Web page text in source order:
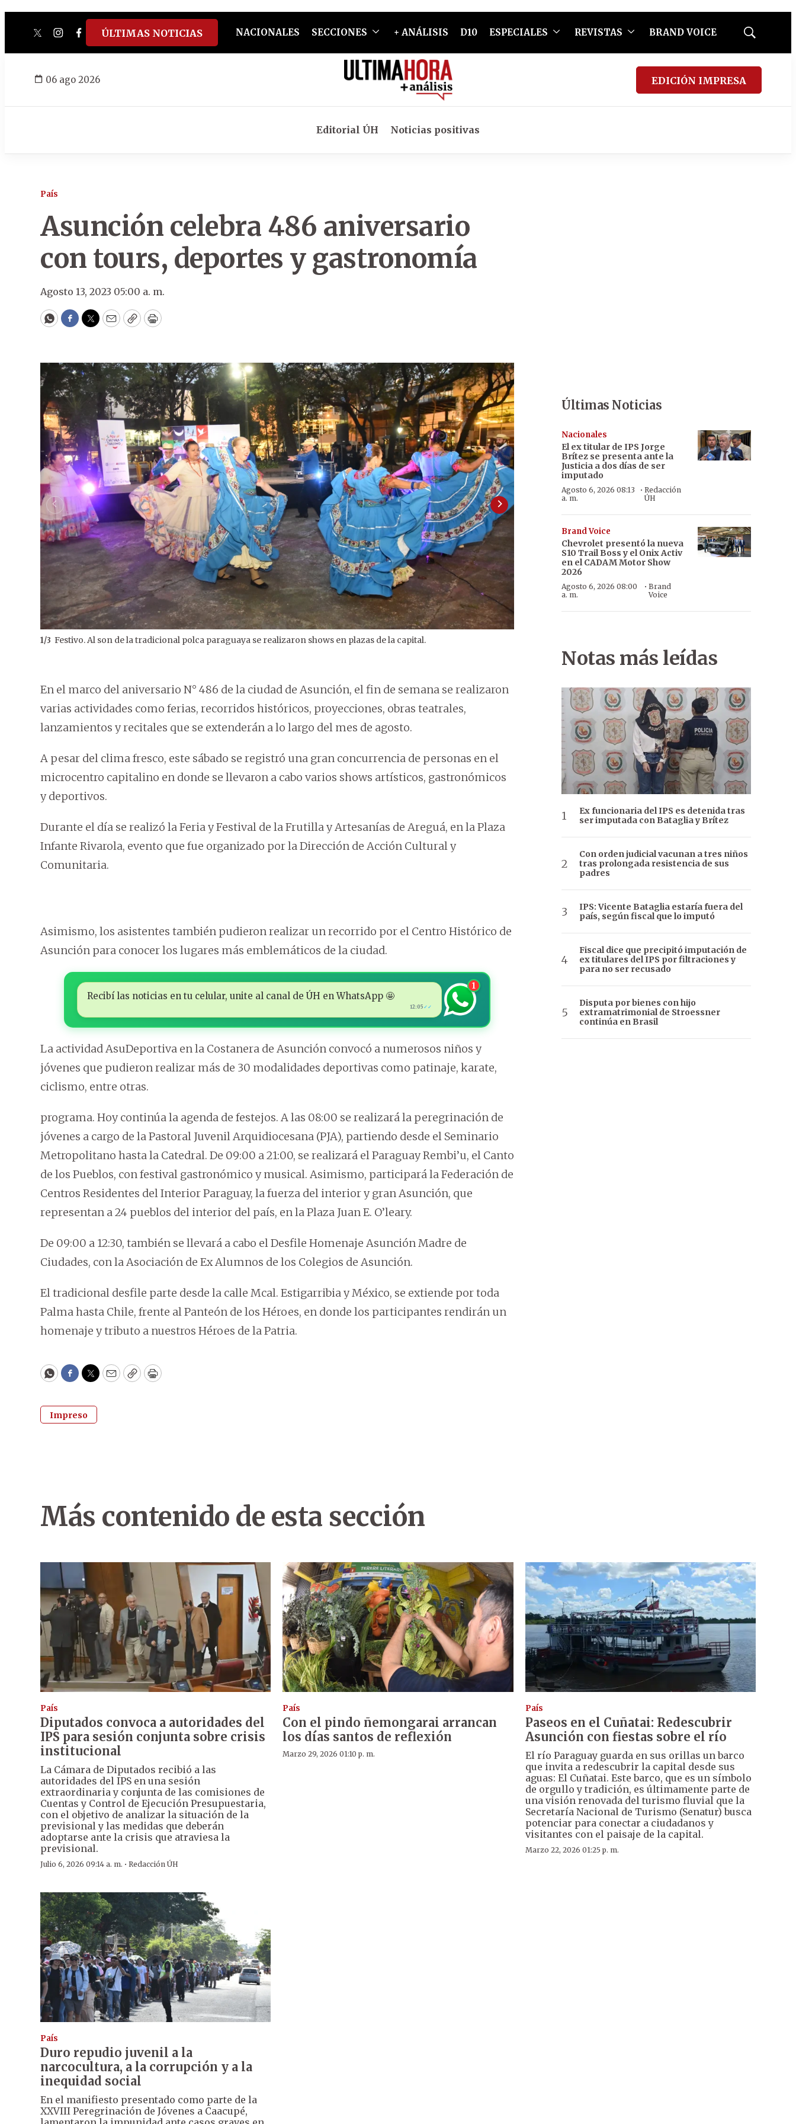
twitterinstagram
facebook
tiktokyoutube
spotify
ÚLTIMAS NOTICIAS NACIONALES SECCIONES + ANÁLISIS D10 ESPECIALES REVISTAS BRAND VOICE
Mostrar
06 ago 2026 EDICIÓN IMPRESA
Editorial ÚH Noticias positivas
País
Asunción celebra 486 aniversario
con tours, deportes y gastronomía
Agosto 13, 2023 05:00 a. m.
WhatsApp
Facebook
Twitter
EmailCopyPrint
1/3 Festivo. Al son de la tradicional polca paraguaya se realizaron shows en plazas de la capital.
En el marco del aniversario N° 486 de la ciudad de Asunción, el fin de semana se realizaron
varias actividades como ferias, recorridos históricos, proyecciones, obras teatrales,
lanzamientos y recitales que se extenderán a lo largo del mes de agosto.
A pesar del clima fresco, este sábado se registró una gran concurrencia de personas en el
microcentro capitalino en donde se llevaron a cabo varios shows artísticos, gastronómicos
y deportivos.
Durante el día se realizó la Feria y Festival de la Frutilla y Artesanías de Areguá, en la Plaza
Infante Rivarola, evento que fue organizado por la Dirección de Acción Cultural y
Comunitaria.
Asimismo, los asistentes también pudieron realizar un recorrido por el Centro Histórico de
Asunción para conocer los lugares más emblemáticos de la ciudad.
Recibí las noticias en tu celular, unite al canal de ÚH en WhatsApp 🤩
12:05 ✓✓
1
La actividad AsuDeportiva en la Costanera de Asunción convocó a numerosos niños y
jóvenes que pudieron realizar más de 30 modalidades deportivas como patinaje, karate,
ciclismo, entre otras.
programa. Hoy continúa la agenda de festejos. A las 08:00 se realizará la peregrinación de
jóvenes a cargo de la Pastoral Juvenil Arquidiocesana (PJA), partiendo desde el Seminario
Metropolitano hasta la Catedral. De 09:00 a 21:00, se realizará el Paraguay Rembi’u, el Canto
de los Pueblos, con festival gastronómico y musical. Asimismo, participará la Federación de
Centros Residentes del Interior Paraguay, la fuerza del interior y gran Asunción, que
representan a 24 pueblos del interior del país, en la Plaza Juan E. O’leary.
De 09:00 a 12:30, también se llevará a cabo el Desfile Homenaje Asunción Madre de
Ciudades, con la Asociación de Ex Alumnos de los Colegios de Asunción.
El tradicional desfile parte desde la calle Mcal. Estigarribia y México, se extiende por toda
Palma hasta Chile, frente al Panteón de los Héroes, en donde los participantes rendirán un
homenaje y tributo a nuestros Héroes de la Patria.
WhatsApp
Facebook
Twitter
EmailCopyPrint
Impreso
Últimas Noticias
Nacionales
El ex titular de IPS Jorge
Brítez se presenta ante la
Justicia a dos días de ser
imputado
Agosto 6, 2026 08:13
a. m.
· Redacción
ÚH
Brand Voice
Chevrolet presentó la nueva
S10 Trail Boss y el Onix Activ
en el CADAM Motor Show
2026
Agosto 6, 2026 08:00
a. m.
·Brand
Voice
Notas más leídas
Ex funcionaria del IPS es detenida tras
ser imputada con Bataglia y Brítez
Con orden judicial vacunan a tres niños
tras prolongada resistencia de sus
padres
IPS: Vicente Bataglia estaría fuera del
país, según fiscal que lo imputó
Fiscal dice que precipitó imputación de
ex titulares del IPS por filtraciones y
para no ser recusado
Disputa por bienes con hijo
extramatrimonial de Stroessner
continúa en Brasil
Más contenido de esta sección
País
Diputados convoca a autoridades del
IPS para sesión conjunta sobre crisis
institucional
La Cámara de Diputados recibió a las
autoridades del IPS en una sesión
extraordinaria y conjunta de las comisiones de
Cuentas y Control de Ejecución Presupuestaria,
con el objetivo de analizar la situación de la
previsional y las medidas que deberán
adoptarse ante la crisis que atraviesa la
previsional.
Julio 6, 2026 09:14 a. m. · Redacción ÚH
País
Con el pindo ñemongarai arrancan
los días santos de reflexión
Marzo 29, 2026 01:10 p. m.
País
Paseos en el Cuñatai: Redescubrir
Asunción con fiestas sobre el río
El río Paraguay guarda en sus orillas un barco
que invita a redescubrir la capital desde sus
aguas: El Cuñatai. Este barco, que es un símbolo
de orgullo y tradición, es últimamente parte de
una visión renovada del turismo fluvial que la
Secretaría Nacional de Turismo (Senatur) busca
potenciar para conectar a ciudadanos y
visitantes con el paisaje de la capital.
Marzo 22, 2026 01:25 p. m.
País
Duro repudio juvenil a la
narcocultura, a la corrupción y a la
inequidad social
En el manifiesto presentado como parte de la
XXVIII Peregrinación de Jóvenes a Caacupé,